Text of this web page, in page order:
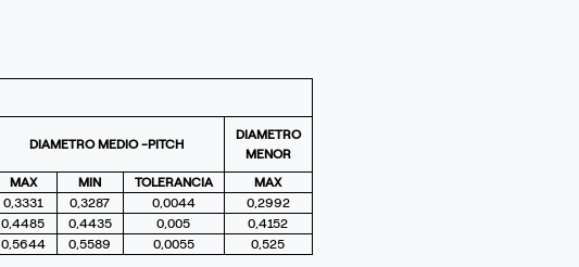
DIAMETRO MEDIO -PITCH
DIAMETRO
MENOR
MAX MIN TOLERANCIA
MAX
0,3331 0,3287 0,0044
0,2992
0,4485 0,4435 0,005
0,4152
0,5644 0,5589 0,0055 0,525